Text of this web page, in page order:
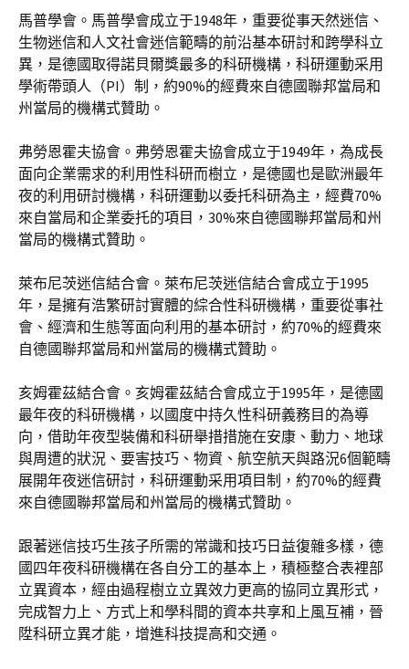
馬普學會。馬普學會成立于1948年，重要從事天然迷信、
生物迷信和人文社會迷信範疇的前沿基本研討和跨學科立
異，是德國取得諾貝爾獎最多的科研機構，科研運動采用
學術帶頭人（PI）制，約90%的經費來自德國聯邦當局和
州當局的機構式贊助。
弗勞恩霍夫協會。弗勞恩霍夫協會成立于1949年，為成長
面向企業需求的利用性科研而樹立，是德國也是歐洲最年
夜的利用研討機構，科研運動以委托科研為主，經費70%
來自當局和企業委托的項目，30%來自德國聯邦當局和州
當局的機構式贊助。
萊布尼茨迷信結合會。萊布尼茨迷信結合會成立于1995
年，是擁有浩繁研討實體的綜合性科研機構，重要從事社
會、經濟和生態等面向利用的基本研討，約70%的經費來
自德國聯邦當局和州當局的機構式贊助。
亥姆霍茲結合會。亥姆霍茲結合會成立于1995年，是德國
最年夜的科研機構，以國度中持久性科研義務目的為導
向，借助年夜型裝備和科研舉措措施在安康、動力、地球
與周遭的狀況、要害技巧、物資、航空航天與路況6個範疇
展開年夜迷信研討，科研運動采用項目制，約70%的經費
來自德國聯邦當局和州當局的機構式贊助。
跟著迷信技巧生孩子所需的常識和技巧日益復雜多樣，德
國四年夜科研機構在各自分工的基本上，積極整合表裡部
立異資本，經由過程樹立立異效力更高的協同立異形式，
完成智力上、方式上和學科間的資本共享和上風互補，晉
陞科研立異才能，增進科技提高和交通。